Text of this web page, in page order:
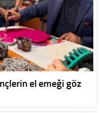
el emeği göz